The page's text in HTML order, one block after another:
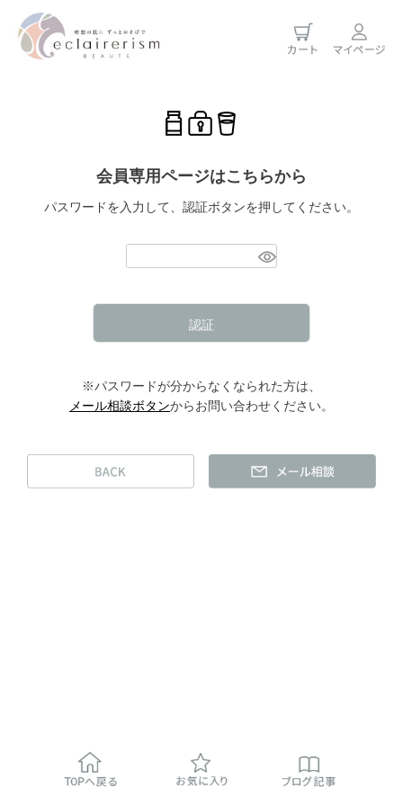
会員専用ページはこちらから
パスワードを入力して、認証ボタンを押してください。
認証
※パスワードが分からなくなられた方は、
メール相談ボタンからお問い合わせください。